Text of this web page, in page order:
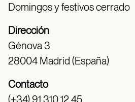
Domingos y festivos cerrado
Dirección
Génova 3
28004 Madrid (España)
Contacto
(+34) 91 310 12 45